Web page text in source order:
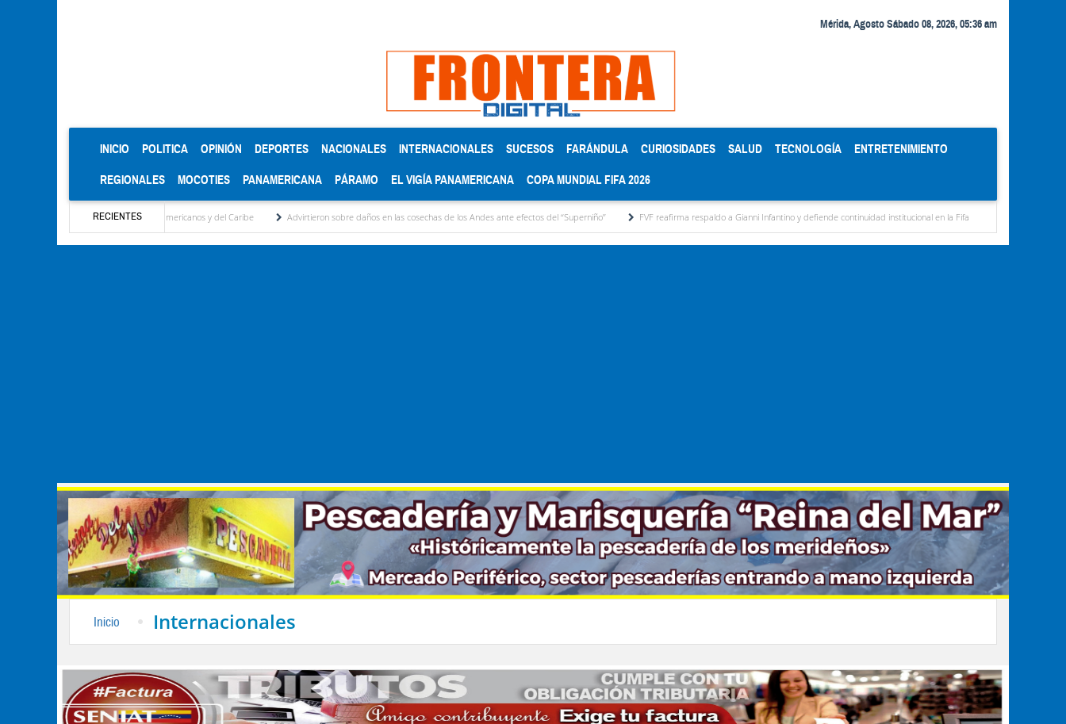
Mérida, Agosto Sábado 08, 2026, 05:36 am
INICIO (CURRENT)
POLITICA OPINIÓN DEPORTES NACIONALES INTERNACIONALES SUCESOS FARÁNDULA CURIOSIDADES SALUD TECNOLOGÍA ENTRETENIMIENTO
REGIONALES MOCOTIES PANAMERICANA PÁRAMO EL VIGÍA PANAMERICANA COPA MUNDIAL FIFA 2026
RECIENTES
oro en los Juegos Centroamericanos y del Caribe Advirtieron sobre daños en las cosechas de los Andes ante efectos del ‘‘Superniño’’ FVF reafirma respaldo a Gianni Infantino y defiende continuidad institucional en la Fifa Organismos públicos
Inicio Internacionales